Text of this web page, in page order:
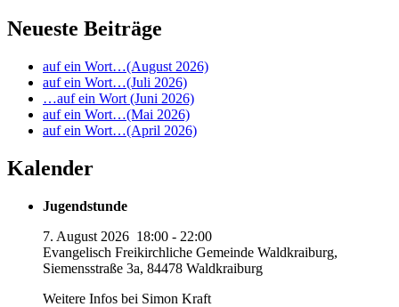
Neueste Beiträge
auf ein Wort…(August 2026)
auf ein Wort…(Juli 2026)
…auf ein Wort (Juni 2026)
auf ein Wort…(Mai 2026)
auf ein Wort…(April 2026)
Kalender
Jugendstunde
7. August 2026 18:00 - 22:00
Evangelisch Freikirchliche Gemeinde Waldkraiburg,
Siemensstraße 3a, 84478 Waldkraiburg
Weitere Infos bei Simon Kraft